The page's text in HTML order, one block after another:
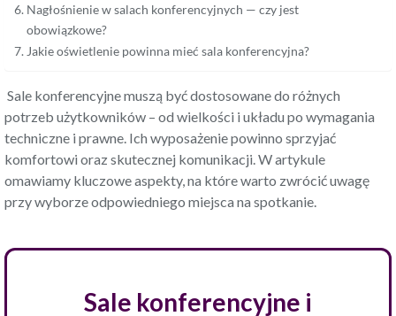
Nagłośnienie w salach konferencyjnych — czy jest
obowiązkowe?
Jakie oświetlenie powinna mieć sala konferencyjna?
Sale konferencyjne muszą być dostosowane do różnych
potrzeb użytkowników – od wielkości i układu po wymagania
techniczne i prawne. Ich wyposażenie powinno sprzyjać
komfortowi oraz skutecznej komunikacji. W artykule
omawiamy kluczowe aspekty, na które warto zwrócić uwagę
przy wyborze odpowiedniego miejsca na spotkanie.
Sale konferencyjne i